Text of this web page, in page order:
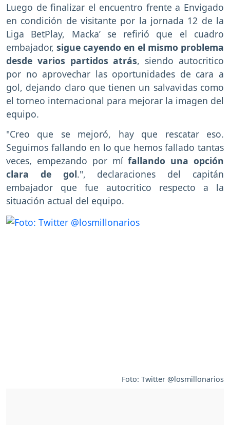
Luego de finalizar el encuentro frente a Envigado
en condición de visitante por la jornada 12 de la
Liga BetPlay, Macka’ se refirió que el cuadro
embajador, sigue cayendo en el mismo problema
desde varios partidos atrás, siendo autocritico
por no aprovechar las oportunidades de cara a
gol, dejando claro que tienen un salvavidas como
el torneo internacional para mejorar la imagen del
equipo.
"Creo que se mejoró, hay que rescatar eso.
Seguimos fallando en lo que hemos fallado tantas
veces, empezando por mífallando una opción
clara de gol.", declaraciones del capitán
embajador que fue autocritico respecto a la
situación actual del equipo.
Foto: Twitter @losmillonarios